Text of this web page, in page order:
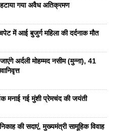
गया अवैध अतिक्रमण
में आई बुजुर्ग महिला की दर्दनाक मौत
अर्दली मोहम्मद नसीम (मुन्ना), 41
मनाई गई मुंशी प्रेमचंद की जयंती
की सदाएं, मुख्यमंत्री सामूहिक विवाह